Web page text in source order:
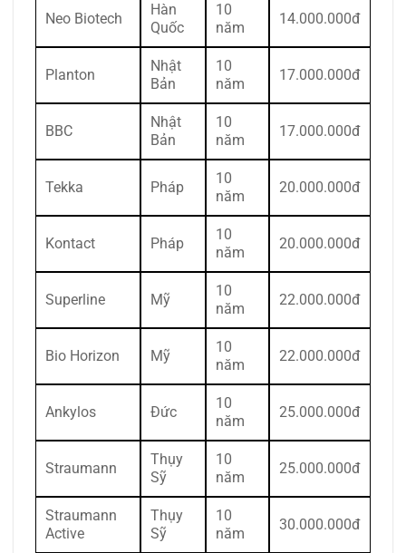
Neo Biotech
Hàn
Quốc
10
năm
14.000.000đ
Planton
Nhật
Bản
10
năm
17.000.000đ
BBC
Nhật
Bản
10
năm
17.000.000đ
Tekka Pháp
10
năm
20.000.000đ
Kontact Pháp
10
năm
20.000.000đ
Superline Mỹ
10
năm
22.000.000đ
Bio Horizon Mỹ
10
năm
22.000.000đ
Ankylos Đức
10
năm
25.000.000đ
Straumann
Thụy
Sỹ
10
năm
25.000.000đ
Straumann
Active
Thụy
Sỹ
10
năm
30.000.000đ